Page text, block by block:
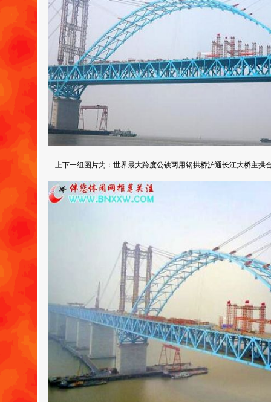
上下一组图片为：世界最大跨度公铁两用钢拱桥沪通长江大桥主拱